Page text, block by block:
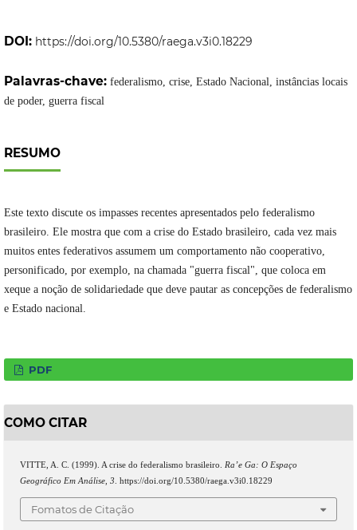
DOI: https://doi.org/10.5380/raega.v3i0.18229
Palavras-chave: federalismo, crise, Estado Nacional, instâncias locais
de poder, guerra fiscal
RESUMO
Este texto discute os impasses recentes apresentados pelo federalismo
brasileiro. Ele mostra que com a crise do Estado brasileiro, cada vez mais
muitos entes federativos assumem um comportamento não cooperativo,
personificado, por exemplo, na chamada "guerra fiscal", que coloca em
xeque a noção de solidariedade que deve pautar as concepções de federalismo
e Estado nacional.
PDF
COMO CITAR
VITTE, A. C. (1999). A crise do federalismo brasileiro. Ra’e Ga: O Espaço
Geográfico Em Análise, 3 . https://doi.org/10.5380/raega.v3i0.18229
Fomatos de Citação